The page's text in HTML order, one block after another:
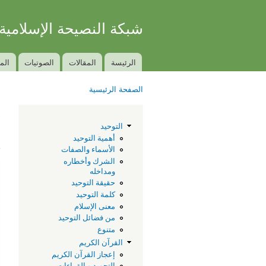
شبكة النصيحة الإسلامية
Main menu
الرئيسة المقالات الصوتيات
الصفحة الرئيسية
التوحيد
أهمية التوحيد
الأسماء والصفات
الشرك وأخطاره
ومداخله
حقيقة التوحيد
كلمة التوحيد
معنى الإسلام
من فضائل التوحيد
متنوع
القرآن الكريم
إعجاز القرآن الكريم